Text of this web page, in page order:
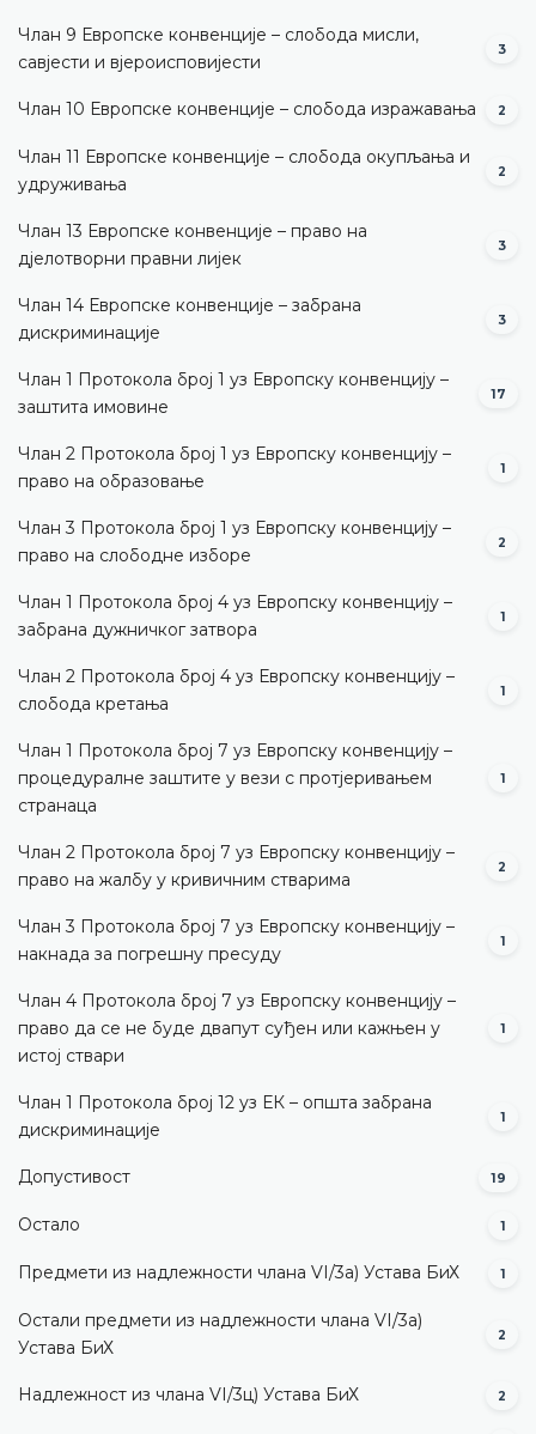
Члан 9 Европске конвенције – слобода мисли,
савјести и вјероисповијести
3
Члан 10 Европске конвенције – слобода изражавања 2
Члан 11 Европске конвенције – слобода окупљања и
удруживања
2
Члан 13 Европске конвенције – право на
дјелотворни правни лијек
3
Члан 14 Европске конвенције – забрана
дискриминације
3
Члан 1 Протокола број 1 уз Европску конвенцију –
заштита имовине
17
Члан 2 Протокола број 1 уз Европску конвенцију –
право на образовање
1
Члан 3 Протокола број 1 уз Европску конвенцију –
право на слободне изборе
2
Члан 1 Протокола број 4 уз Европску конвенцију –
забрана дужничког затвора
1
Члан 2 Протокола број 4 уз Европску конвенцију –
слобода кретања
1
Члан 1 Протокола број 7 уз Европску конвенцију –
процедуралне заштите у вези с протјеривањем
странаца
1
Члан 2 Протокола број 7 уз Европску конвенцију –
право на жалбу у кривичним стварима
2
Члан 3 Протокола број 7 уз Европску конвенцију –
накнада за погрешну пресуду
1
Члан 4 Протокола број 7 уз Европску конвенцију –
право да се не буде двапут суђен или кажњен у
истој ствари
1
Члан 1 Протокола број 12 уз ЕК – општа забрана
дискриминације
1
Допустивост 19
Остало 1
Предмети из надлежности члана VI/3а) Устава БиХ 1
Остали предмети из надлежности члана VI/3а)
Устава БиХ
2
Надлежност из члана VI/3ц) Устава БиХ 2